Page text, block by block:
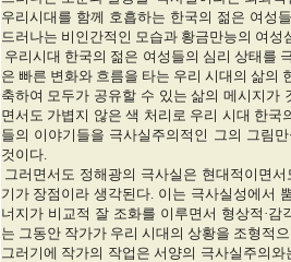
우리시대를 함께 호흡하는 한국의 젊은 여성
드러나는 비인간적인 모습과 황금만능의 여
우리시대 한국의 젊은 여성들의 심리 상태를
은 빠른 변화와 흐름을 타는 우리 시대의 삶의
축하여 모두가 공유할 수 있는 삶의 메시지가
면서도 가볍지 않은 색 처리로 우리 시대 한
들의 이야기들을 극사실주의적인 그의 그림
것이다.
그러면서도 정해광의 극사실은 현대적이면
기가 장점이라 생각된다. 이는 극사실성에서
너지가 비교적 잘 조화를 이루면서 형상적·
는 그동안 작가가 우리 시대의 상황을 조형적
그러기에 작가의 작업은 서양의 극사실주의